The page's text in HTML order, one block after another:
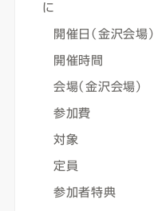
に
開催日（金沢会場）
開催時間
会場（金沢会場）
参加費
対象
定員
参加者特典